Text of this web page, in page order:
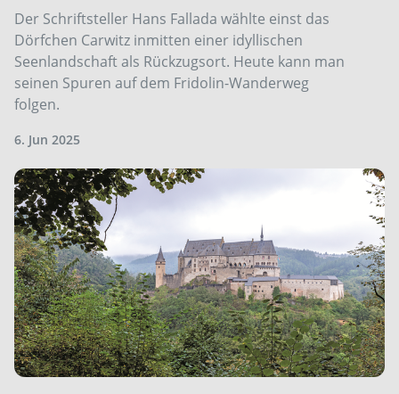
Der Schriftsteller Hans Fallada wählte einst das
Dörfchen Carwitz inmitten einer idyllischen
Seenlandschaft als Rückzugsort. Heute kann man
seinen Spuren auf dem Fridolin-Wanderweg
folgen.
6. Jun 2025